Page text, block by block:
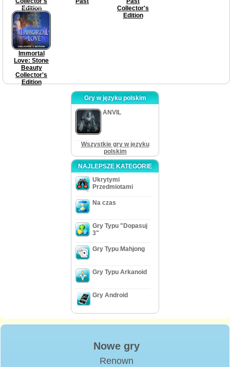
Edition
Collector's
Edition
Immortal
Love: Stone
Beauty
Collector's
Edition
Gry w języku polskim
ANVIL
Wszystkie gry w języku
polskim
NAJLEPSZE KATEGORIE
Ukrytymi
Przedmiotami
Na czas
Gry Typu "Dopasuj
3"
Gry Typu Mahjong
Gry Typu Arkanoid
Gry Android
Nowe gry
Renown